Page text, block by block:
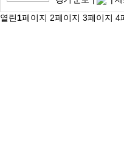
열린1페이지 2페이지 3페이지 4